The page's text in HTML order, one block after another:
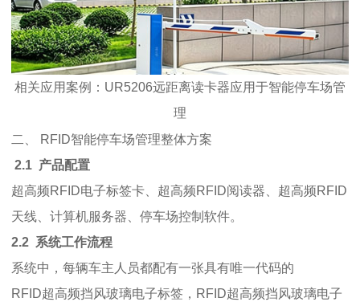
相关应用案例：UR5206远距离读卡器应用于智能停车场管
理
二、
RFID智能停车场管理整体方案
2.1 产品配置
超高频RFID电子标签卡、超高频RFID阅读器、超高频RFID
天线、计算机服务器、停车场控制软件。
2.2 系统工作流程
系统中，每辆车主人员都配有一张具有唯一代码的
RFID超高频挡风玻璃电子标签，RFID超高频挡风玻璃电子